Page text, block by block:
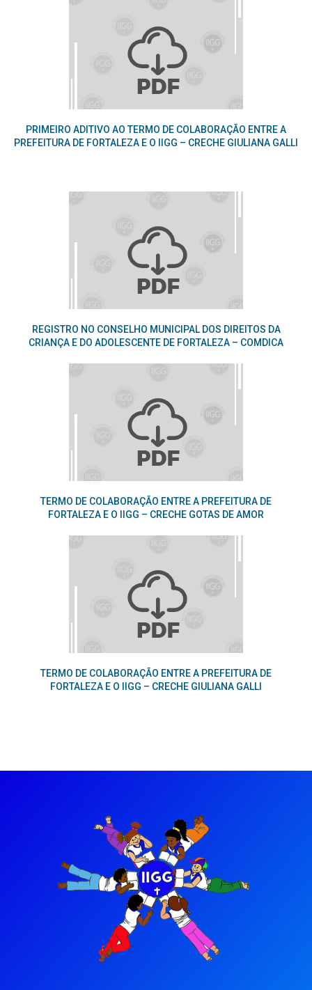
PRIMEIRO ADITIVO AO TERMO DE COLABORAÇÃO ENTRE A
PREFEITURA DE FORTALEZA E O IIGG – CRECHE GIULIANA GALLI
REGISTRO NO CONSELHO MUNICIPAL DOS DIREITOS DA
CRIANÇA E DO ADOLESCENTE DE FORTALEZA – COMDICA
TERMO DE COLABORAÇÃO ENTRE A PREFEITURA DE
FORTALEZA E O IIGG – CRECHE GOTAS DE AMOR
TERMO DE COLABORAÇÃO ENTRE A PREFEITURA DE
FORTALEZA E O IIGG – CRECHE GIULIANA GALLI